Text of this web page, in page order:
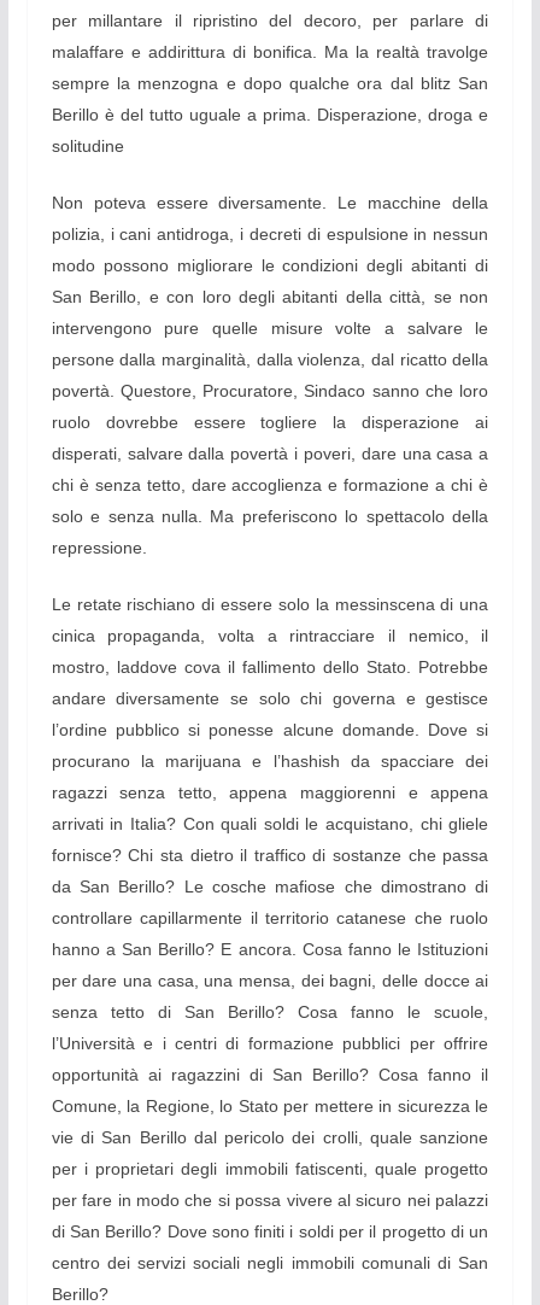
per millantare il ripristino del decoro, per parlare di
malaffare e addirittura di bonifica. Ma la realtà travolge
sempre la menzogna e dopo qualche ora dal blitz San
Berillo è del tutto uguale a prima. Disperazione, droga e
solitudine
Non poteva essere diversamente. Le macchine della
polizia, i cani antidroga, i decreti di espulsione in nessun
modo possono migliorare le condizioni degli abitanti di
San Berillo, e con loro degli abitanti della città, se non
intervengono pure quelle misure volte a salvare le
persone dalla marginalità, dalla violenza, dal ricatto della
povertà. Questore, Procuratore, Sindaco sanno che loro
ruolo dovrebbe essere togliere la disperazione ai
disperati, salvare dalla povertà i poveri, dare una casa a
chi è senza tetto, dare accoglienza e formazione a chi è
solo e senza nulla. Ma preferiscono lo spettacolo della
repressione.
Le retate rischiano di essere solo la messinscena di una
cinica propaganda, volta a rintracciare il nemico, il
mostro, laddove cova il fallimento dello Stato. Potrebbe
andare diversamente se solo chi governa e gestisce
l’ordine pubblico si ponesse alcune domande. Dove si
procurano la marijuana e l’hashish da spacciare dei
ragazzi senza tetto, appena maggiorenni e appena
arrivati in Italia? Con quali soldi le acquistano, chi gliele
fornisce? Chi sta dietro il traffico di sostanze che passa
da San Berillo? Le cosche mafiose che dimostrano di
controllare capillarmente il territorio catanese che ruolo
hanno a San Berillo? E ancora. Cosa fanno le Istituzioni
per dare una casa, una mensa, dei bagni, delle docce ai
senza tetto di San Berillo? Cosa fanno le scuole,
l’Università e i centri di formazione pubblici per offrire
opportunità ai ragazzini di San Berillo? Cosa fanno il
Comune, la Regione, lo Stato per mettere in sicurezza le
vie di San Berillo dal pericolo dei crolli, quale sanzione
per i proprietari degli immobili fatiscenti, quale progetto
per fare in modo che si possa vivere al sicuro nei palazzi
di San Berillo? Dove sono finiti i soldi per il progetto di un
centro dei servizi sociali negli immobili comunali di San
Berillo?